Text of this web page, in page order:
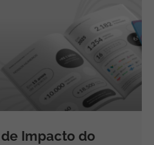
Impacto do